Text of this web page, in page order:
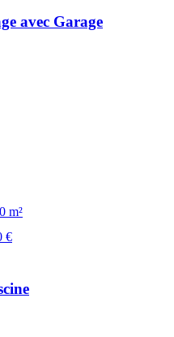
avec Garage
m²
€